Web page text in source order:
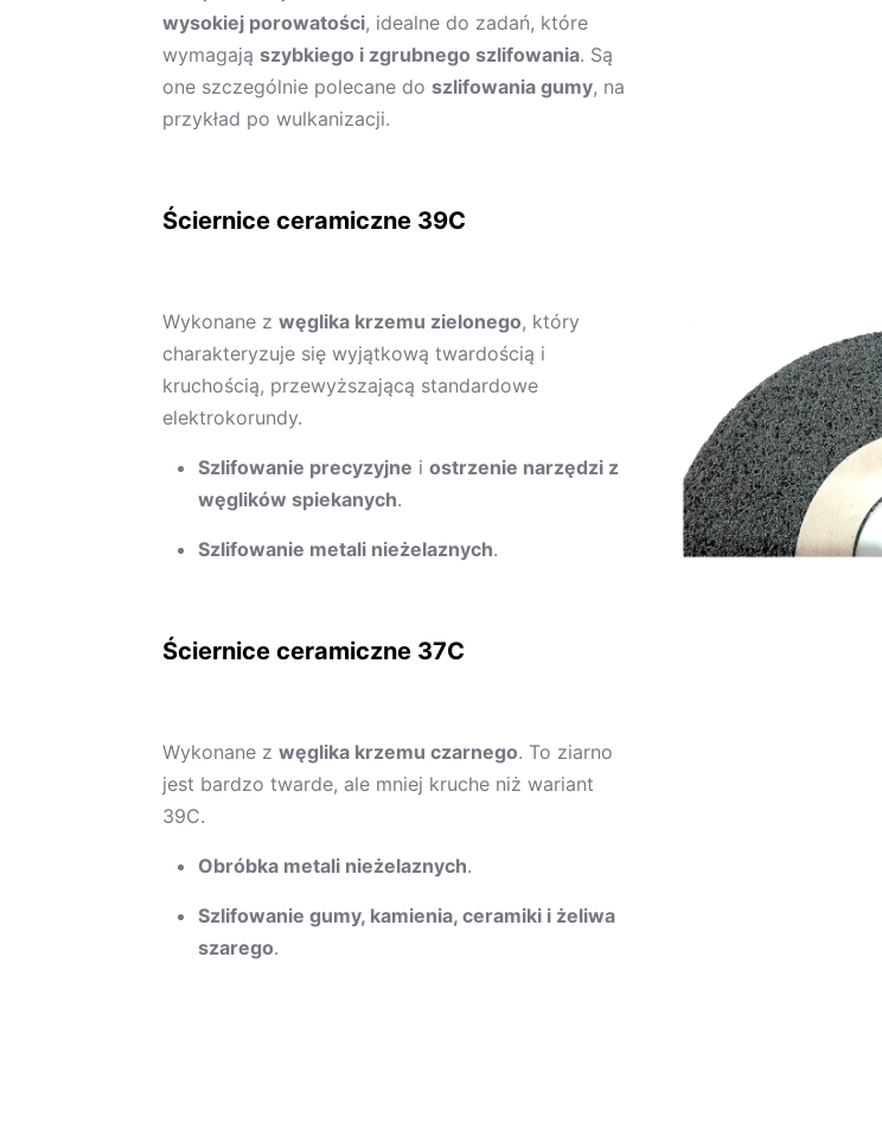
wysokiej porowatości, idealne do zadań, które
wymagają szybkiego i zgrubnego szlifowania. Są
one szczególnie polecane do szlifowania gumy, na
przykład po wulkanizacji.
Ściernice ceramiczne 39C
Wykonane z węglika krzemu zielonego, który
charakteryzuje się wyjątkową twardością i
kruchością, przewyższającą standardowe
elektrokorundy.
Szlifowanie precyzyjne i ostrzenie narzędzi z
węglików spiekanych.
Szlifowanie metali nieżelaznych.
Ściernice ceramiczne 37C
Wykonane z węglika krzemu czarnego. To ziarno
jest bardzo twarde, ale mniej kruche niż wariant
39C.
Obróbka metali nieżelaznych.
Szlifowanie gumy, kamienia, ceramiki i żeliwa
szarego.